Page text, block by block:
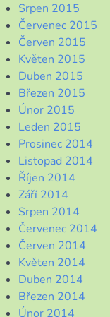
Srpen 2015
Červenec 2015
Červen 2015
Květen 2015
Duben 2015
Březen 2015
Únor 2015
Leden 2015
Prosinec 2014
Listopad 2014
Říjen 2014
Září 2014
Srpen 2014
Červenec 2014
Červen 2014
Květen 2014
Duben 2014
Březen 2014
Únor 2014